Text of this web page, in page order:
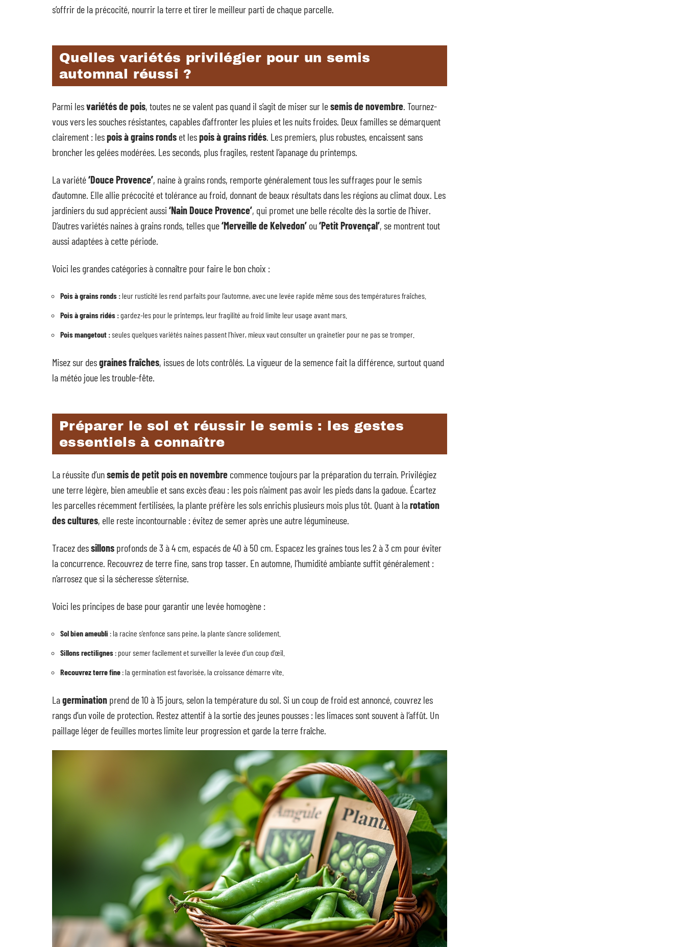
s’offrir de la précocité, nourrir la terre et tirer le meilleur parti de chaque parcelle.
Quelles variétés privilégier pour un semis
automnal réussi ?
Parmi lesvariétés de pois, toutes ne se valent pas quand il s’agit de miser sur lesemis de novembre. Tournez-
vous vers les souches résistantes, capables d’affronter les pluies et les nuits froides. Deux familles se démarquent
clairement : lespois à grains ronds et lespois à grains ridés. Les premiers, plus robustes, encaissent sans
broncher les gelées modérées. Les seconds, plus fragiles, restent l’apanage du printemps.
La variété‘Douce Provence’, naine à grains ronds, remporte généralement tous les suffrages pour le semis
d’automne. Elle allie précocité et tolérance au froid, donnant de beaux résultats dans les régions au climat doux. Les
jardiniers du sud apprécient aussi ‘Nain Douce Provence’, qui promet une belle récolte dès la sortie de l’hiver.
D’autres variétés naines à grains ronds, telles que‘Merveille de Kelvedon’ ou‘Petit Provençal’, se montrent tout
aussi adaptées à cette période.
Voici les grandes catégories à connaître pour faire le bon choix :
Pois à grains ronds :leur rusticité les rend parfaits pour l’automne, avec une levée rapide même sous des températures fraîches.
Pois à grains ridés :gardez-les pour le printemps, leur fragilité au froid limite leur usage avant mars.
Pois mangetout :seules quelques variétés naines passent l’hiver, mieux vaut consulter un grainetier pour ne pas se tromper.
Misez sur desgraines fraîches, issues de lots contrôlés. La vigueur de la semence fait la différence, surtout quand
la météo joue les trouble-fête.
Préparer le sol et réussir le semis : les gestes
essentiels à connaître
La réussite d’unsemis de petit pois en novembre commence toujours par la préparation du terrain. Privilégiez
une terre légère, bien ameublie et sans excès d’eau : les pois n’aiment pas avoir les pieds dans la gadoue. Écartez
les parcelles récemment fertilisées, la plante préfère les sols enrichis plusieurs mois plus tôt. Quant à larotation
des cultures, elle reste incontournable : évitez de semer après une autre légumineuse.
Tracez dessillons profonds de 3 à 4 cm, espacés de 40 à 50 cm. Espacez les graines tous les 2 à 3 cm pour éviter
la concurrence. Recouvrez de terre fine, sans trop tasser. En automne, l’humidité ambiante suffit généralement :
n’arrosez que si la sécheresse s’éternise.
Voici les principes de base pour garantir une levée homogène :
Sol bien ameubli : la racine s’enfonce sans peine, la plante s’ancre solidement.
Sillons rectilignes : pour semer facilement et surveiller la levée d’un coup d’œil.
Recouvrez terre fine : la germination est favorisée, la croissance démarre vite.
Lagermination prend de 10 à 15 jours, selon la température du sol. Si un coup de froid est annoncé, couvrez les
rangs d’un voile de protection. Restez attentif à la sortie des jeunes pousses : les limaces sont souvent à l’affût. Un
paillage léger de feuilles mortes limite leur progression et garde la terre fraîche.